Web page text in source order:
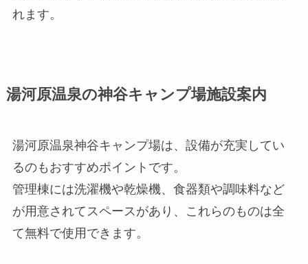
れます。
湯河原温泉の神谷キャンプ場施設案内
湯河原温泉神谷キャンプ場は、設備が充実してい
るのもおすすめポイントです。
管理棟には洗濯機や乾燥機、食器類や調味料など
が用意されてスペースがあり、これらのものは全
て無料で使用できます。